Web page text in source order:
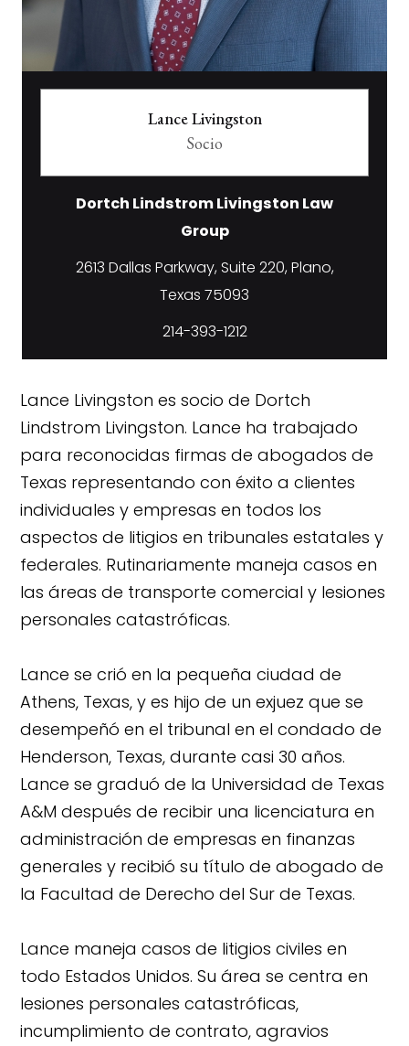
Lance Livingston
Socio
Dortch Lindstrom Livingston Law
Group
2613 Dallas Parkway, Suite 220, Plano,
214-393-1212
Lance Livingston es socio de Dortch
Lindstrom Livingston. Lance ha trabajado
para reconocidas firmas de abogados de
Texas representando con éxito a clientes
individuales y empresas en todos los
aspectos de litigios en tribunales estatales y
federales. Rutinariamente maneja casos en
las áreas de transporte comercial y lesiones
personales catastróficas.
Lance se crió en la pequeña ciudad de
Athens, Texas, y es hijo de un exjuez que se
desempeñó en el tribunal en el condado de
Henderson, Texas, durante casi 30 años.
Lance se graduó de la Universidad de Texas
A&M después de recibir una licenciatura en
administración de empresas en finanzas
generales y recibió su título de abogado de
la Facultad de Derecho del Sur de Texas.
Lance maneja casos de litigios civiles en
todo Estados Unidos. Su área se centra en
lesiones personales catastróficas,
incumplimiento de contrato, agravios